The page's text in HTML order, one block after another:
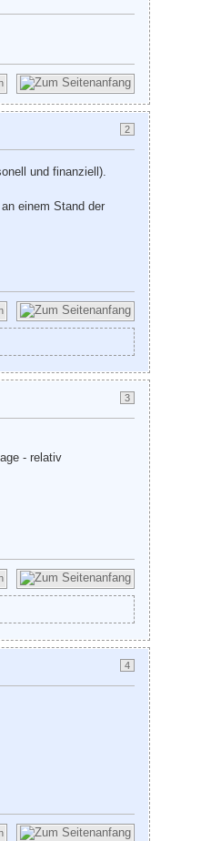
2
und finanziell).
einem Stand der
3
- relativ
4